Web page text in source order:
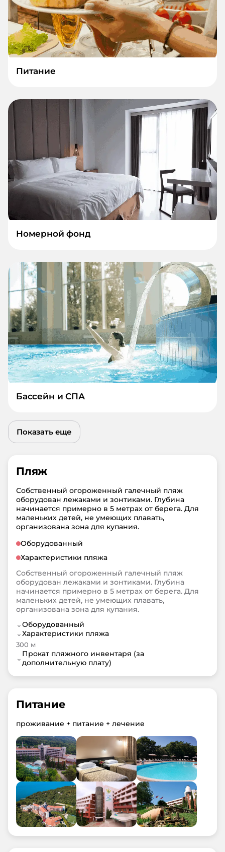
Питание
Номерной фонд
Бассейн и СПА
Показать еще
Пляж
Собственный огороженный галечный пляж
оборудован лежаками и зонтиками. Глубина
начинается примерно в 5 метрах от берега. Для
маленьких детей, не умеющих плавать,
организована зона для купания.
Оборудованный
Характеристики пляжа
Собственный огороженный галечный пляж
оборудован лежаками и зонтиками. Глубина
начинается примерно в 5 метрах от берега. Для
маленьких детей, не умеющих плавать,
организована зона для купания.
⌄Оборудованный
⌄Характеристики пляжа
300 м
⌄ Прокат пляжного инвентаря (за
дополнительную плату)
Питание
проживание + питание + лечение